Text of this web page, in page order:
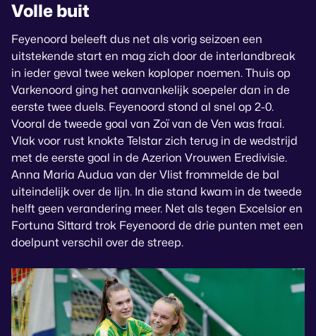
Volle buit
Feyenoord beleeft dus net als vorig seizoen een
uitstekende start en mag zich door de interlandbreak
in ieder geval twee weken koploper noemen. Thuis op
Varkenoord ging het aanvankelijk soepeler dan in de
eerste twee duels. Feyenoord stond al snel op 2-0.
Vooral de tweede goal van Zoï van de Ven was fraai.
Vlak voor rust knokte Telstar zich terug in de wedstrijd
met de eerste goal in de Azerion Vrouwen Eredivisie.
Anna Maria Audua van der Vlist frommelde de bal
uiteindelijk over de lijn. In die stand kwam in de tweede
helft geen verandering meer. Net als tegen Excelsior en
Fortuna Sittard trok Feyenoord de drie punten met een
doelpunt verschil over de streep.